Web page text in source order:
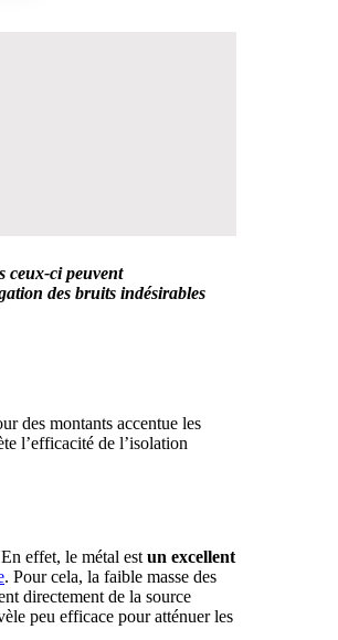
ceux-ci peuvent
des bruits indésirables
des montants accentue les
l’efficacité de l’isolation
effet, le métal est un excellent
. Pour cela, la faible masse des
directement de la source
peu efficace pour atténuer les